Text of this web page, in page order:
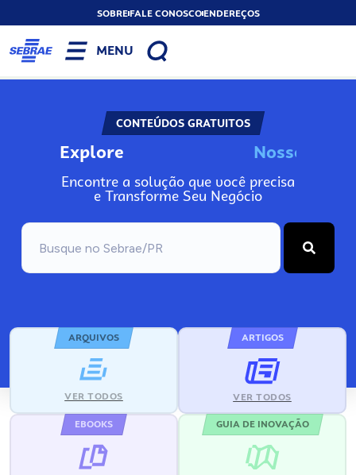
SOBREFALE CONOSCOENDEREÇOS
MENU
CONTEÚDOS GRATUITOS
Explore Nosso
Encontre a solução que você precisa
e Transforme Seu Negócio
ARQUIVOS
VER TODOS
ARTIGOS
VER TODOS
EBOOKS GUIA DE INOVAÇÃO